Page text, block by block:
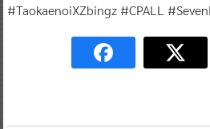
#TaokaenoiXZbingz #CPALL